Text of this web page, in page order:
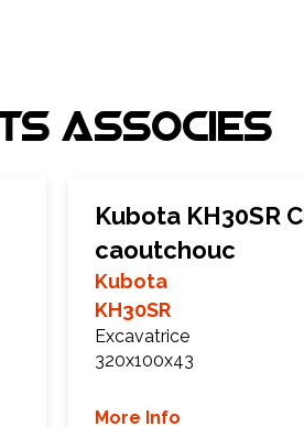
associEs
Kubota KH30SR
caoutchouc
Kubota
KH30SR
Excavatrice
320x100x43
More Info